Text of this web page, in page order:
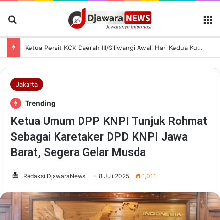
Ketua Persit KCK Daerah III/Siliwangi Awali Hari Kedua Kunjungan Kerja di TK Kartika XIX-39
Jakarta
Trending
Ketua Umum DPP KNPI Tunjuk Rohmat
Sebagai Karetaker DPD KNPI Jawa
Barat, Segera Gelar Musda
Redaksi DjawaraNews 8 Juli 2025 1,011